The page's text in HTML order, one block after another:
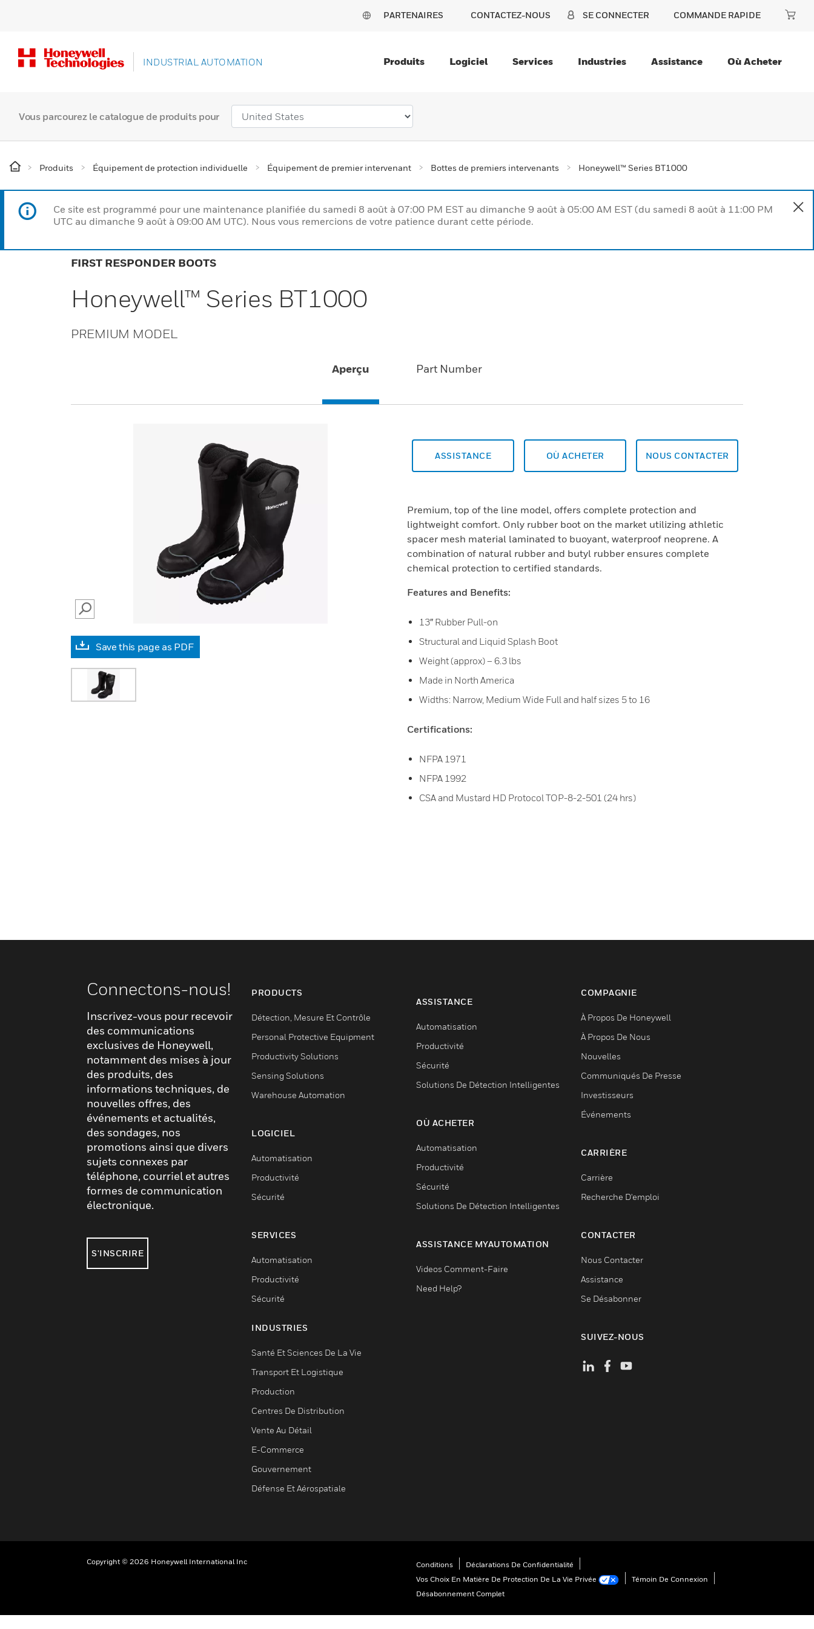
PARTENAIRES CONTACTEZ-NOUS SE CONNECTER COMMANDE RAPIDE
INDUSTRIAL AUTOMATION Produits Logiciel Services Industries Assistance Où Acheter
Vous parcourez le catalogue de produits pour
Produits Équipement de protection individuelle Équipement de premier intervenant Bottes de premiers intervenants Honeywell™ Series BT1000
Ce site est programmé pour une maintenance planifiée du samedi 8 août à 07:00 PM EST au dimanche 9 août à 05:00 AM EST (du samedi 8 août à 11:00 PM
UTC au dimanche 9 août à 09:00 AM UTC). Nous vous remercions de votre patience durant cette période.
FIRST RESPONDER BOOTS
Honeywell™ Series BT1000
PREMIUM MODEL
Aperçu Part Number
SEARCH
Save this page as PDF
ASSISTANCE OÙ ACHETER NOUS CONTACTER
Premium, top of the line model, offers complete protection and
lightweight comfort. Only rubber boot on the market utilizing athletic
spacer mesh material laminated to buoyant, waterproof neoprene. A
combination of natural rubber and butyl rubber ensures complete
chemical protection to certified standards.
Features and Benefits:
13″ Rubber Pull-on
Structural and Liquid Splash Boot
Weight (approx) – 6.3 lbs
Made in North America
Widths: Narrow, Medium Wide Full and half sizes 5 to 16
Certifications:
NFPA 1971
NFPA 1992
CSA and Mustard HD Protocol TOP-8-2-501 (24 hrs)
Connectons-nous!
Inscrivez-vous pour recevoir
des communications
exclusives de Honeywell,
notamment des mises à jour
des produits, des
informations techniques, de
nouvelles offres, des
événements et actualités,
des sondages, nos
promotions ainsi que divers
sujets connexes par
téléphone, courriel et autres
formes de communication
électronique.
S'INSCRIRE
PRODUCTS
Détection, Mesure Et Contrôle
Personal Protective Equipment
Productivity Solutions
Sensing Solutions
Warehouse Automation
LOGICIEL
Automatisation
Productivité
Sécurité
SERVICES
Automatisation
Productivité
Sécurité
INDUSTRIES
Santé Et Sciences De La Vie
Transport Et Logistique
Production
Centres De Distribution
Vente Au Détail
E-Commerce
Gouvernement
Défense Et Aérospatiale
ASSISTANCE
Automatisation
Productivité
Sécurité
Solutions De Détection Intelligentes
OÙ ACHETER
Automatisation
Productivité
Sécurité
Solutions De Détection Intelligentes
ASSISTANCE MYAUTOMATION
Videos Comment-Faire
Need Help?
COMPAGNIE
À Propos De Honeywell
À Propos De Nous
Nouvelles
Communiqués De Presse
Investisseurs
Événements
CARRIÈRE
Carrière
Recherche D'emploi
CONTACTER
Nous Contacter
Assistance
Se Désabonner
SUIVEZ-NOUS
Copyright © 2026 Honeywell International Inc Conditions
Déclarations De Confidentialité
Vos Choix En Matière De Protection De La Vie Privée
Témoin De Connexion
Désabonnement Complet